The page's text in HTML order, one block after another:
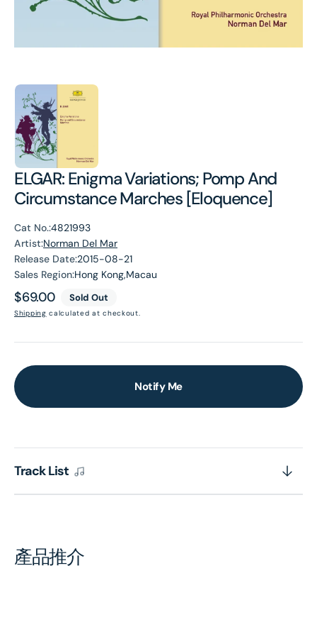
ELGAR: Enigma Variations; Pomp And
Circumstance Marches [Eloquence]
Cat No.:4821993
Artist:Norman Del Mar
Release Date:2015-08-21
Sales Region:Hong Kong,Macau
Regular
price
$69.00 Sold Out
Shipping calculated at checkout.
Notify Me
Track List
產品推介